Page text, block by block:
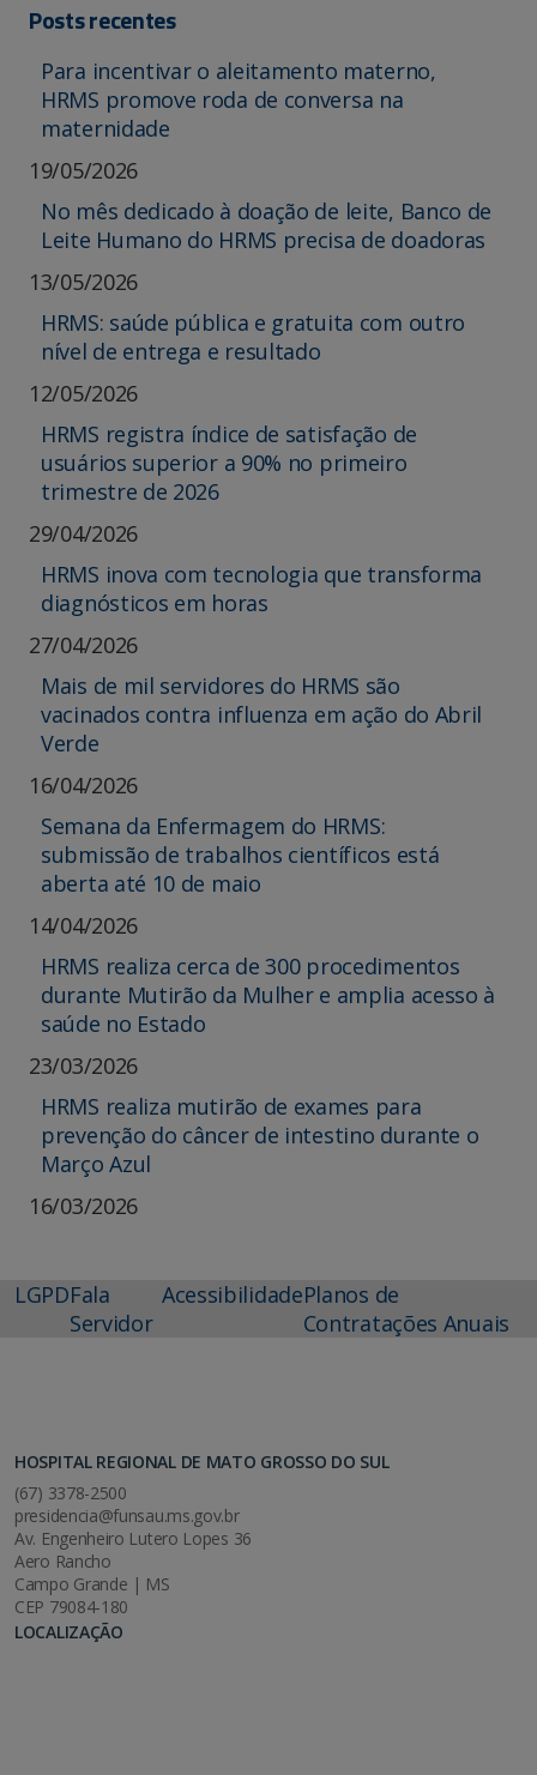
Posts recentes
Para incentivar o aleitamento materno,
HRMS promove roda de conversa na
maternidade
19/05/2026
No mês dedicado à doação de leite, Banco de
Leite Humano do HRMS precisa de doadoras
13/05/2026
HRMS: saúde pública e gratuita com outro
nível de entrega e resultado
12/05/2026
HRMS registra índice de satisfação de
usuários superior a 90% no primeiro
trimestre de 2026
29/04/2026
HRMS inova com tecnologia que transforma
diagnósticos em horas
27/04/2026
Mais de mil servidores do HRMS são
vacinados contra influenza em ação do Abril
Verde
16/04/2026
Semana da Enfermagem do HRMS:
submissão de trabalhos científicos está
aberta até 10 de maio
14/04/2026
HRMS realiza cerca de 300 procedimentos
durante Mutirão da Mulher e amplia acesso à
saúde no Estado
23/03/2026
HRMS realiza mutirão de exames para
prevenção do câncer de intestino durante o
Março Azul
16/03/2026
LGPDFala
Servidor
AcessibilidadePlanos de
Contratações Anuais
HOSPITAL REGIONAL DE MATO GROSSO DO SUL
(67) 3378-2500
presidencia@funsau.ms.gov.br
Av. Engenheiro Lutero Lopes 36
Aero Rancho
Campo Grande | MS
CEP 79084-180
LOCALIZAÇÃO